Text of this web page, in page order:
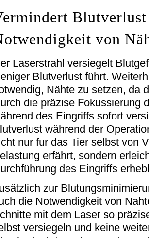
von
Laserstrahl versiegelt
Blutverlust führt.
Nähte zu setzen, da
die präzise Fokussierung
des Eingriffs sofort
während der
nur für das Tier selbst von
erfährt, sondern
des Eingriffs
zur
die Notwendigkeit von
mit dem Laser so
versiegeln und keine